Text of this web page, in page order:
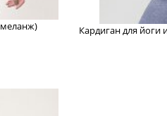
меланж) Кардиган для йоги